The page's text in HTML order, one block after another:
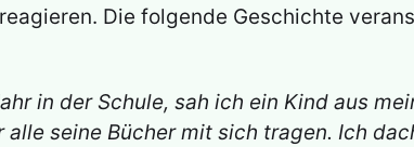
Die folgende Geschichte
in der Schule, sah ich ein Kind aus
alle seine Bücher mit sich tragen. Ich